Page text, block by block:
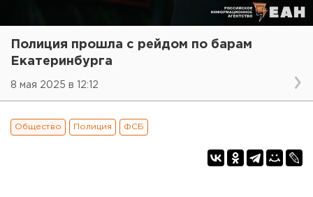
Полиция прошла с рейдом по барам
Екатеринбурга
8 мая 2025 в 12:12
Общество Полиция ФСБ